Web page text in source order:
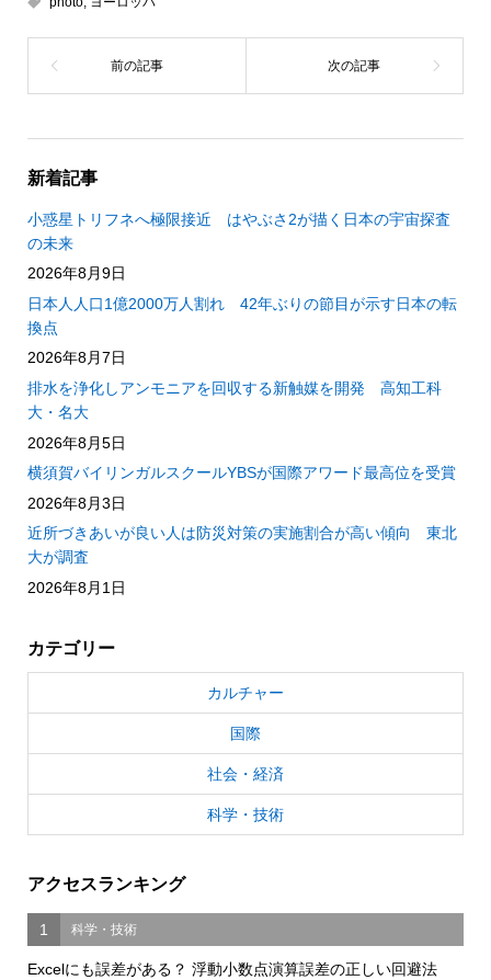
新着記事
小惑星トリフネへ極限接近 はやぶさ2が描く日本の宇宙探査
の未来
2026年8月9日
日本人人口1億2000万人割れ 42年ぶりの節目が示す日本の転
換点
2026年8月7日
排水を浄化しアンモニアを回収する新触媒を開発 高知工科
大・名大
2026年8月5日
横須賀バイリンガルスクールYBSが国際アワード最高位を受賞
2026年8月3日
近所づきあいが良い人は防災対策の実施割合が高い傾向 東北
大が調査
2026年8月1日
カテゴリー
カルチャー
国際
社会・経済
科学・技術
アクセスランキング
1 科学・技術
Excelにも誤差がある？ 浮動小数点演算誤差の正しい回避法